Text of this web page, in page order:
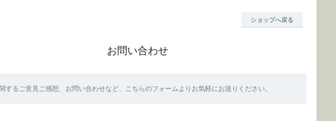
ショップへ戻る
お問い合わせ
するご意見ご感想、お問い合わせなど、こちらのフォームよりお気軽にお送りください。